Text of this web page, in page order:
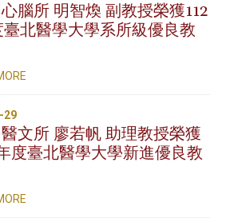
腦所 明智煥 副教授榮獲112
北醫學大學系所級優良教
29
文所 廖若帆 助理教授榮獲
度臺北醫學大學新進優良教